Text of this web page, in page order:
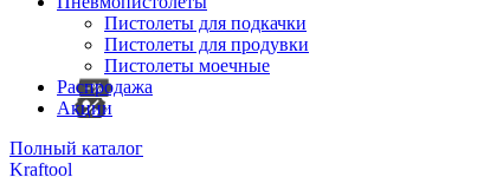
Пистолеты для подкачки
Пистолеты для продувки
Пистолеты моечные
Распродажа
Акции
Полный каталог
Kraftool